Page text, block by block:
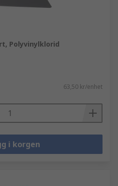
Polyvinylklorid
63,50 kr/enhet
i korgen